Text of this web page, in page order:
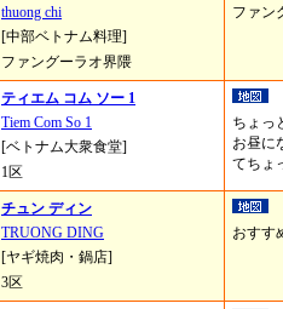
thuong chi
[中部ベトナム料理]
ファングーラオ界隈
ファン
ティエム コム ソー 1
Tiem Com So 1
[ベトナム大衆食堂]
1区
ちょっ
お昼に
てちょ
チュン ディン
TRUONG DING
[ヤギ焼肉・鍋店]
3区
おすす